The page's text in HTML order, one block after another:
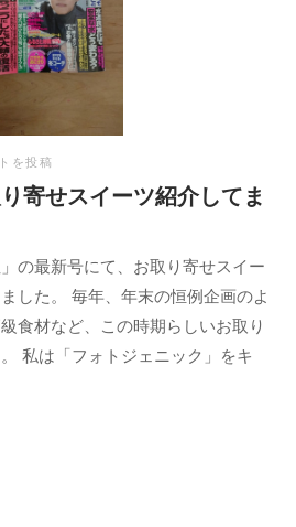
を投稿
寄せスイーツ紹介してま
の最新号にて、お取り寄せスイー
した。 毎年、年末の恒例企画のよ
食材など、この時期らしいお取り
私は「フォトジェニック」をキ